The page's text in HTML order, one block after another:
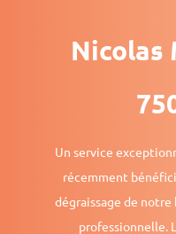
Nicolas
Un service
récemment
dégraissage de
professionnelle.